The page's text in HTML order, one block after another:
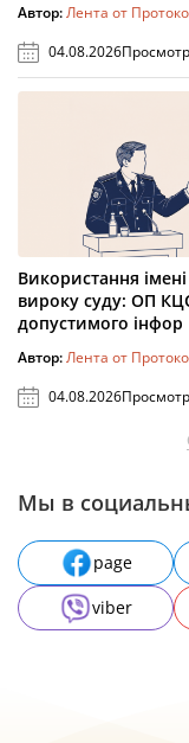
Автор:Лента от
04.08.2026
Використання
вироку суду: ОП
допустимого інфор
Автор:Лента от
04.08.2026
Мы в
page
viber